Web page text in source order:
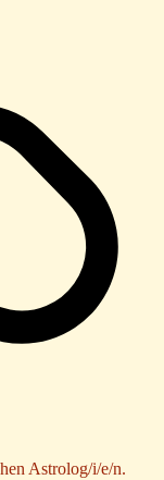
Astrolog/i/e/n.